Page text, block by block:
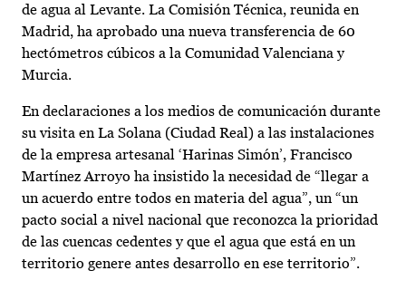
de agua al Levante. La Comisión Técnica, reunida en
Madrid, ha aprobado una nueva transferencia de 60
hectómetros cúbicos a la Comunidad Valenciana y
Murcia.
En declaraciones a los medios de comunicación durante
su visita en La Solana (Ciudad Real) a las instalaciones
de la empresa artesanal ‘Harinas Simón’, Francisco
Martínez Arroyo ha insistido la necesidad de “llegar a
un acuerdo entre todos en materia del agua”, un “un
pacto social a nivel nacional que reconozca la prioridad
de las cuencas cedentes y que el agua que está en un
territorio genere antes desarrollo en ese territorio”.